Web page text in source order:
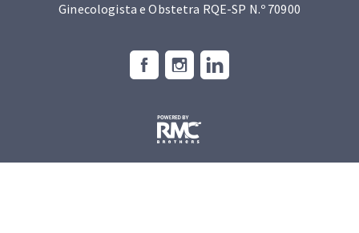
Ginecologista e Obstetra RQE-SP N.º 70900